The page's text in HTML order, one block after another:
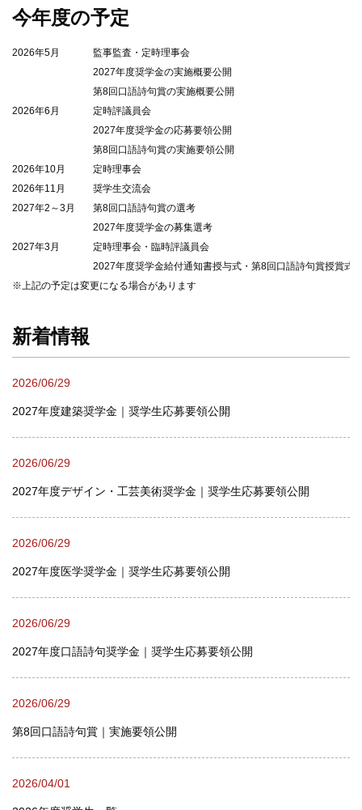
今年度の予定
2026年5月
監事監査・定時理事会
2027年度奨学金の実施概要公開
第8回口語詩句賞の実施概要公開
2026年6月
定時評議員会
2027年度奨学金の応募要領公開
第8回口語詩句賞の実施要領公開
2026年10月
定時理事会
2026年11月
奨学生交流会
2027年2～3月
第8回口語詩句賞の選考
2027年度奨学金の募集選考
2027年3月
定時理事会・臨時評議員会
2027年度奨学金給付通知書授与式・第8回口語詩句賞授賞式
※上記の予定は変更になる場合があります
新着情報
2026/06/29
2027年度建築奨学金｜奨学生応募要領公開
2026/06/29
2027年度デザイン・工芸美術奨学金｜奨学生応募要領公開
2026/06/29
2027年度医学奨学金｜奨学生応募要領公開
2026/06/29
2027年度口語詩句奨学金｜奨学生応募要領公開
2026/06/29
第8回口語詩句賞｜実施要領公開
2026/04/01